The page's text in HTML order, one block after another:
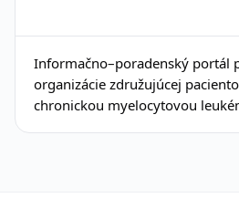
Informačno–poradenský portál
organizácie združujúcej
chronickou myelocytovou